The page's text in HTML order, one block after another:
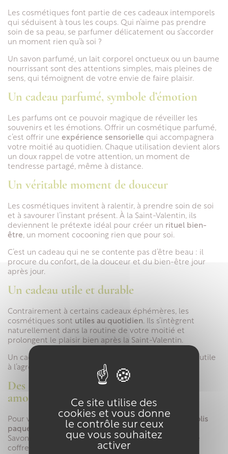
Ce site utilise des
cookies et vous donne
le contrôle sur ceux
que vous souhaitez
activer
Les cosmétiques font partie de ces cadeaux intemporels
qui séduisent à tous les coups. Qui n’aime pas prendre
soin de sa peau, se parfumer délicatement ou s’accorder
un moment rien qu’à soi ?
Un savon parfumé, un lait corporel onctueux ou un baume
nourrissant sont des attentions simples, mais pleines de
sens, qui témoignent de votre envie de faire plaisir.
Un cadeau parfumé, symbole d’émotion
Les parfums ont ce pouvoir magique de réveiller les
souvenirs et les émotions. Offrir un cosmétique parfumé,
c’est offrir une expérience sensorielle qui accompagnera
votre moitié au quotidien. Chaque utilisation devient alors
un doux rappel de votre attention, un moment de
tendresse partagé, même à distance.
Un véritable moment de douceur
Les cosmétiques invitent à ralentir, à prendre soin de soi
et à savourer l’instant présent. À la Saint-Valentin, ils
deviennent le prétexte idéal pour créer un rituel bien-
être, un moment cocooning rien que pour soi.
C’est un cadeau qui ne se contente pas d’être beau : il
procure du confort, de la douceur et du bien-être jour
après jour.
Un cadeau utile et durable
Contrairement à certains cadeaux éphémères, les
cosmétiques sont utiles au quotidien. Ils s’intègrent
naturellement dans la routine de votre moitié et
prolongent le plaisir bien après la Saint-Valentin.
Un cadeau pratique, mais toujours élégant, qui allie l’utile
à l’agréable.
Des coffrets prêts à offrir, pensés avec
amour
Pour vous simplifier la vie, nous avons concocté de
jolis
paquets
, soigneusement composés etprêts à offrir.
Savons, soins hydratants, routines bien-être… chaque
coffret a été imaginé pour transmettre un message